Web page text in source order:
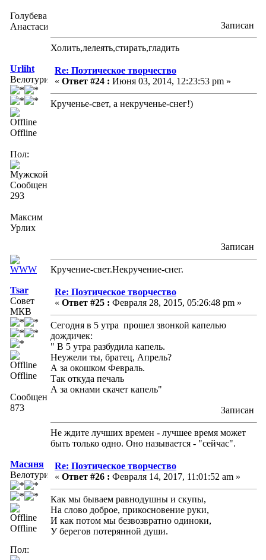
Голубева
Анастасия
Записан
Холить,лелеять,стирать,гладить
Urliht
Велотурист
Offline
Пол:
Сообщений:
293
Максим
Урлих
Re: Поэтическое творчество
« Ответ #24 : Июня 03, 2014, 12:23:53 pm »
Крученье-свет, а некрученье-снег!)
Записан
Кручение-свет.Некручение-снег.
Tsar
Совет
МКВ
Offline
Сообщений:
873
Re: Поэтическое творчество
« Ответ #25 : Февраля 28, 2015, 05:26:48 pm »
Сегодня в 5 утра прошел звонкой капелью
дождичек:
" В 5 утра разбудила капель.
Неужели ты, братец, Апрель?
А за окошком Февраль.
Так откуда печаль
А за окнами скачет капель"
Записан
Не ждите лучших времен - лучшее время может
быть только одно. Оно называется - "сейчас".
Масяня
Велотурист
Offline
Пол:
Re: Поэтическое творчество
« Ответ #26 : Февраля 14, 2017, 11:01:52 am »
Как мы бываем равнодушны и скупы,
На слово доброе, прикосновение руки,
И как потом мы безвозвратно одиноки,
У берегов потерянной души.